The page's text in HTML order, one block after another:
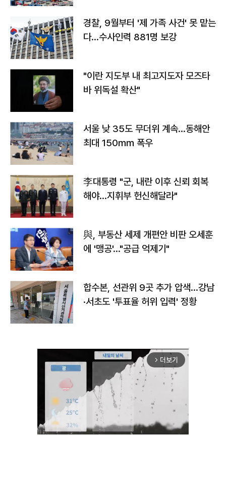
경찰, 9월부터 '제 가족 사건' 못 맡는
다…수사인력 881명 보강
"이란 지도부 내 최고지도자 모즈타
바 위독설 확산"
서울 낮 35도 무더위 계속…동해안
최대 150㎜ 폭우
李대통령 "군, 내란 이후 신뢰 회복
해야…지휘부 헌신해달라"
與, 부동산 세제 개편안 비판 오세훈
에 '맹공'…"공급 억제기"
합수본, 선관위 9곳 추가 압색…강남
·서초도 '투표율 허위 입력' 정황
arrow_forward_ios 더보기